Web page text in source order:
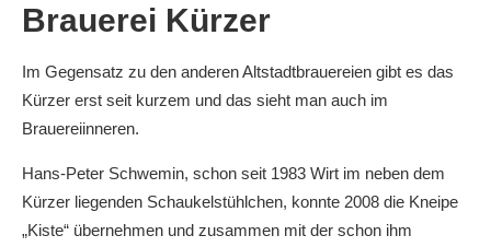
Brauerei Kürzer
Im Gegensatz zu den anderen Altstadtbrauereien gibt es das
Kürzer erst seit kurzem und das sieht man auch im
Brauereiinneren.
Hans-Peter Schwemin, schon seit 1983 Wirt im neben dem
Kürzer liegenden Schaukelstühlchen, konnte 2008 die Kneipe
„Kiste“ übernehmen und zusammen mit der schon ihm